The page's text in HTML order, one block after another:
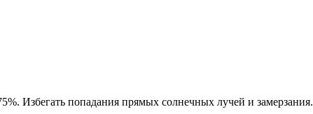
Избегать попадания прямых солнечных лучей и замерзания.